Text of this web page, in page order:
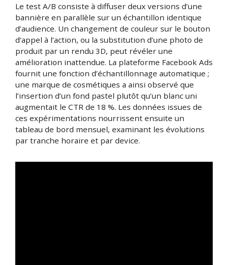
Le test A/B consiste à diffuser deux versions d’une
bannière en parallèle sur un échantillon identique
d’audience. Un changement de couleur sur le bouton
d’appel à l’action, ou la substitution d’une photo de
produit par un rendu 3D, peut révéler une
amélioration inattendue. La plateforme Facebook Ads
fournit une fonction d’échantillonnage automatique ;
une marque de cosmétiques a ainsi observé que
l’insertion d’un fond pastel plutôt qu’un blanc uni
augmentait le CTR de 18 %. Les données issues de
ces expérimentations nourrissent ensuite un
tableau de bord mensuel, examinant les évolutions
par tranche horaire et par device.